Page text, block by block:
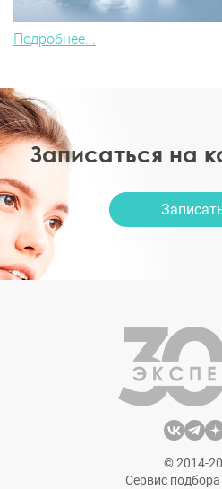
Подробнее...
Записаться на
© 2014-
Сервис подбора